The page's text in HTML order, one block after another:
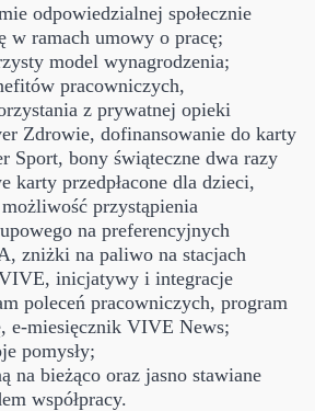
odpowiedzialnej społecznie
w ramach umowy o pracę;
model wynagrodzenia;
pracowniczych,
z prywatnej opieki
Zdrowie, dofinansowanie do karty
Sport, bony świąteczne dwa razy
karty przedpłacone dla dzieci,
przystąpienia
na preferencyjnych
zniżki na paliwo na stacjach
inicjatywy i integracje
poleceń pracowniczych, program
e-miesięcznik VIVE News;
pomysły;
na bieżąco oraz jasno stawiane
współpracy.